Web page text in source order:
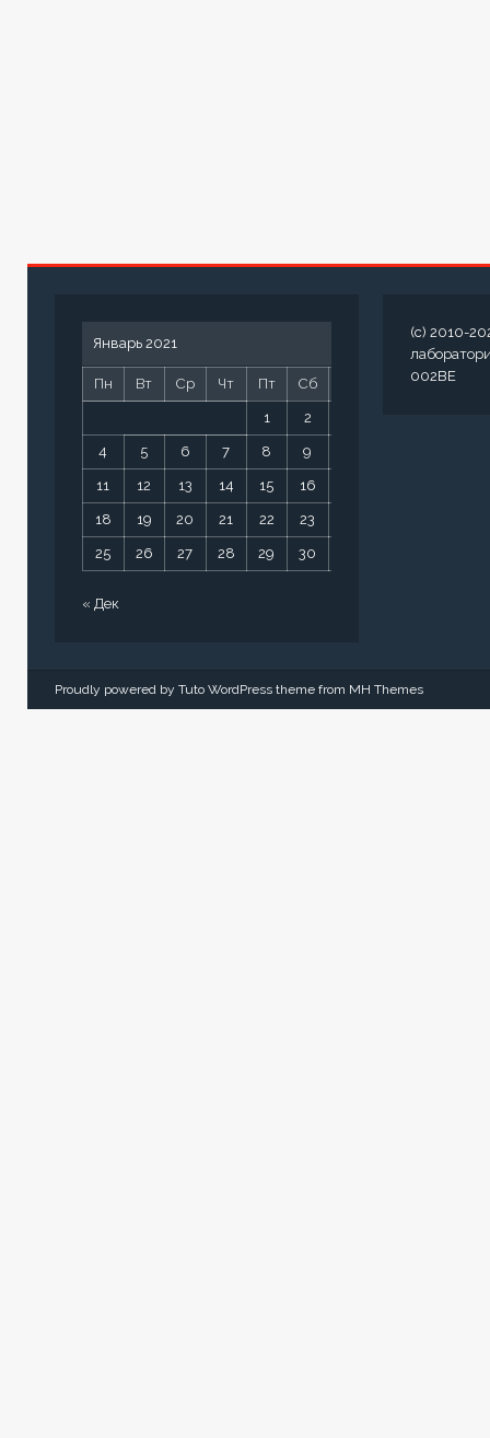
Январь 2021
Пн Вт Ср Чт Пт Сб
1 2
4 5 6 7 8 9
11 12 13 14 15 16
18 19 20 21 22 23
25 26 27 28 29 30
« Дек
(c) 2010-
002BE
Proudly powered by Tuto WordPress theme from MH Themes